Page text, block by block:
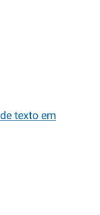
texto em